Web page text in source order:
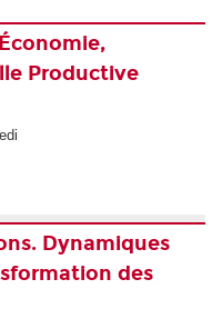
Productive
Dynamiques
des